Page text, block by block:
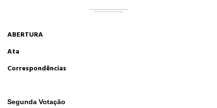
ABERTURA
Ata
Correspondências
Segunda Votação